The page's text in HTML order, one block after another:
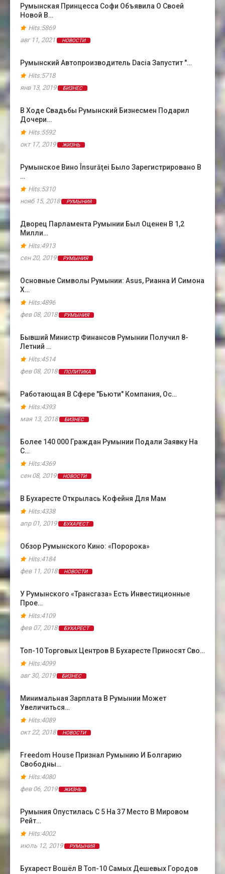
Румынская Принцесса Софи Объявила О Своей
Новой В…
Hits:5869
авг 11, 2021
НОВОСТИ
Румынский Автопроизводитель Dacia Запустит "…
Hits:5718
янв 13, 2019
БИЗНЕС
В Ходе Свадьбы Румынский Бизнесмен Подарил
Дочери…
Hits:5592
окт 17, 2019
ЖИЗНЬ
Румынское Вино Însurăţei Было Зарегистрировано В
…
Hits:5310
нояб 15, 2018
РУМЫНИЯ
Дворец Парламента Румынии Был Оценен В 1,2
Милли…
Hits:4913
сен 20, 2019
РУМЫНИЯ
Основные Символы Румынии: Asus, Рианна И Симона
Х…
Hits:4896
фев 08, 2018
РУМЫНИЯ
Бывший Министр Финансов Румынии Получил 8-
Летний …
Hits:4514
фев 08, 2018
ПОЛИТИКА
Работающая В Сфере "бьюти" Компания, Ос…
Hits:4393
мая 13, 2018
БИЗНЕС
Более 140 000 Граждан Румынии Подали Заявку На
С…
Hits:4369
сен 08, 2019
НОВОСТИ
В Бухаресте Открылась Кофейня Для Мам
Hits:4338
апр 01, 2019
БУХАРЕСТ
Обзор Румынского Кино: «Поророка»
Hits:4184
фев 11, 2018
НОВОСТИ
У Румынского «Трансгаза» Есть Инвестиционные
Прое…
Hits:4109
фев 07, 2018
БУХАРЕСТ
Топ-10 Торговых Центров В Бухаресте Приносят Сво…
Hits:4099
авг 30, 2019
БИЗНЕС
Минимальная Зарплата В Румынии Может
Увеличиться…
Hits:4089
окт 22, 2018
НОВОСТИ
Freedom House Признал Румынию И Болгарию
Свободны…
Hits:4080
фев 06, 2019
ЖИЗНЬ
Румыния Опустилась С 5 На 37 Место В Мировом
Рейт…
Hits:4002
июль 12, 2019
РУМЫНИЯ
Бухарест Вошёл В Топ-10 Самых Дешевых Городов